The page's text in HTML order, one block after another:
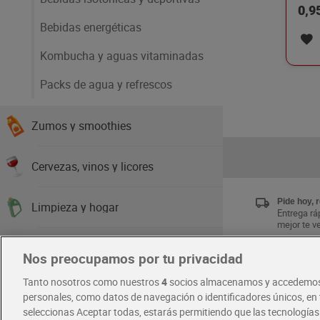
Bebidas energéticas
Kombucha y aguas vitaminadas
Packs de agua y refrescos
Zumos y smoothies
Cervezas, vinos y licores
Limpieza y hogar
Cabello y perfumería
Pide hoy,
Entrega
mejor te
Disfruta
Nos preocupamos por tu privacidad
Tanto nosotros como nuestros4socios almacenamos y
personales, como datos de navegación o identificadores únicos,
seleccionas Aceptar todas, estarás permitiendo que las